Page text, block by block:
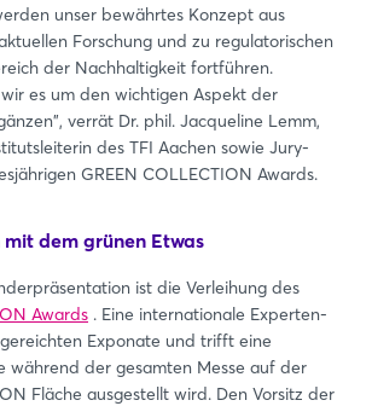
unser bewährtes Konzept aus
Forschung und zu regulatorischen
der Nachhaltigkeit fortführen.
es um den wichtigen Aspekt der
verrät Dr. phil. Jacqueline Lemm,
des TFI Aachen sowie Jury-
GREEN COLLECTION Awards.
dem grünen Etwas
ist die Verleihung des
Awards . Eine internationale Experten-
Exponate und trifft eine
während der gesamten Messe auf der
Fläche ausgestellt wird. Den Vorsitz der